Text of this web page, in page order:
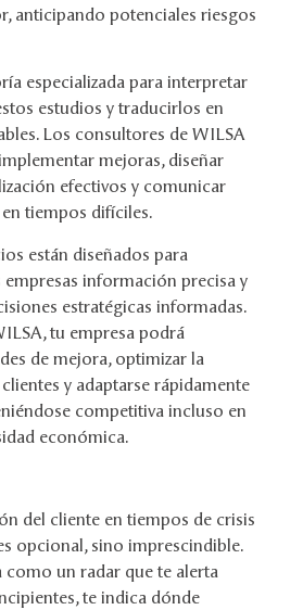
anticipando potenciales riesgos
especializada para interpretar
estudios y traducirlos en
Los consultores de WILSA
mejoras, diseñar
efectivos y comunicar
tiempos difíciles.
están diseñados para
información precisa y
estratégicas informadas.
tu empresa podrá
de mejora, optimizar la
y adaptarse rápidamente
competitiva incluso en
económica.
del cliente en tiempos de crisis
opcional, sino imprescindible.
como un radar que te alerta
te indica dónde